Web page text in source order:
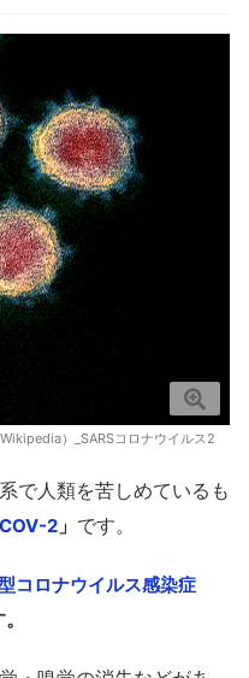
）_SARSコロナウイルス2
で人類を苦しめているも
2 」 です。
コロナウイルス感染症